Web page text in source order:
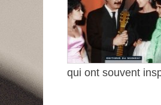
qui ont souvent